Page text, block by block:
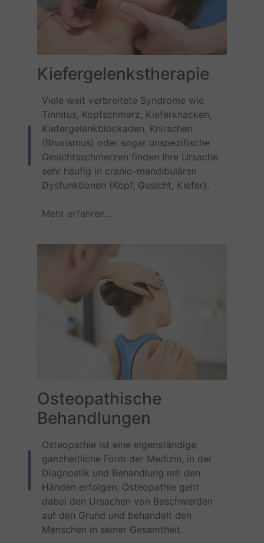
Kiefergelenkstherapie
Viele weit verbreitete Syndrome wie
Tinnitus, Kopfschmerz, Kieferknacken,
Kiefergelenkblockaden, Knirschen
(Bruxismus) oder sogar unspezifische
Gesichtsschmerzen finden Ihre Ursache
sehr häufig in cranio-mandibulären
Dysfunktionen (Kopf, Gesicht, Kiefer).
Mehr erfahren...
Osteopathische
Behandlungen
Osteopathie ist eine eigenständige,
ganzheitliche Form der Medizin, in der
Diagnostik und Behandlung mit den
Händen erfolgen. Osteopathie geht
dabei den Ursachen von Beschwerden
auf den Grund und behandelt den
Menschen in seiner Gesamtheit.